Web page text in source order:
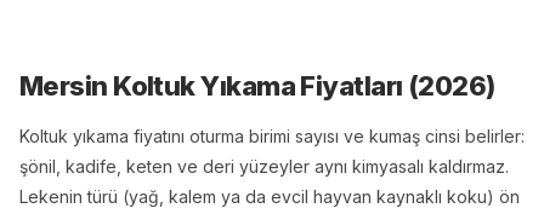
Mersin Koltuk YıkamaFiyatları (2026)
Koltuk yıkama fiyatını oturma birimi sayısı ve kumaş cinsi belirler:
şönil, kadife, keten ve deri yüzeyler aynı kimyasalı kaldırmaz.
Lekenin türü (yağ, kalem ya da evcil hayvan kaynaklı koku) ön